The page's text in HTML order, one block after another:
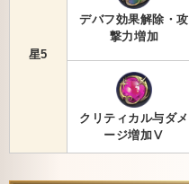
星5
デバフ効果解除・攻
撃力増加
クリティカル与ダメ
ージ増加Ⅴ